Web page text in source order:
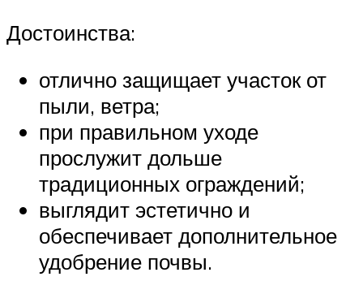
Достоинства:
отлично защищает участок от
пыли, ветра;
при правильном уходе
прослужит дольше
традиционных ограждений;
выглядит эстетично и
обеспечивает дополнительное
удобрение почвы.